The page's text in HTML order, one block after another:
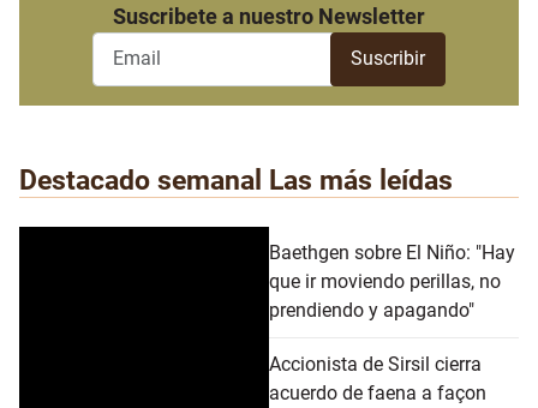
Suscribete a nuestro Newsletter
Destacado semanal Las más leídas
Baethgen sobre El Niño: "Hay
que ir moviendo perillas, no
prendiendo y apagando"
Accionista de Sirsil cierra
acuerdo de faena a façon